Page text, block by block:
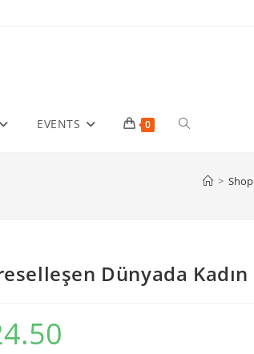
EVENTS 0 Toggle
website> Shop
Dünyada Kadın